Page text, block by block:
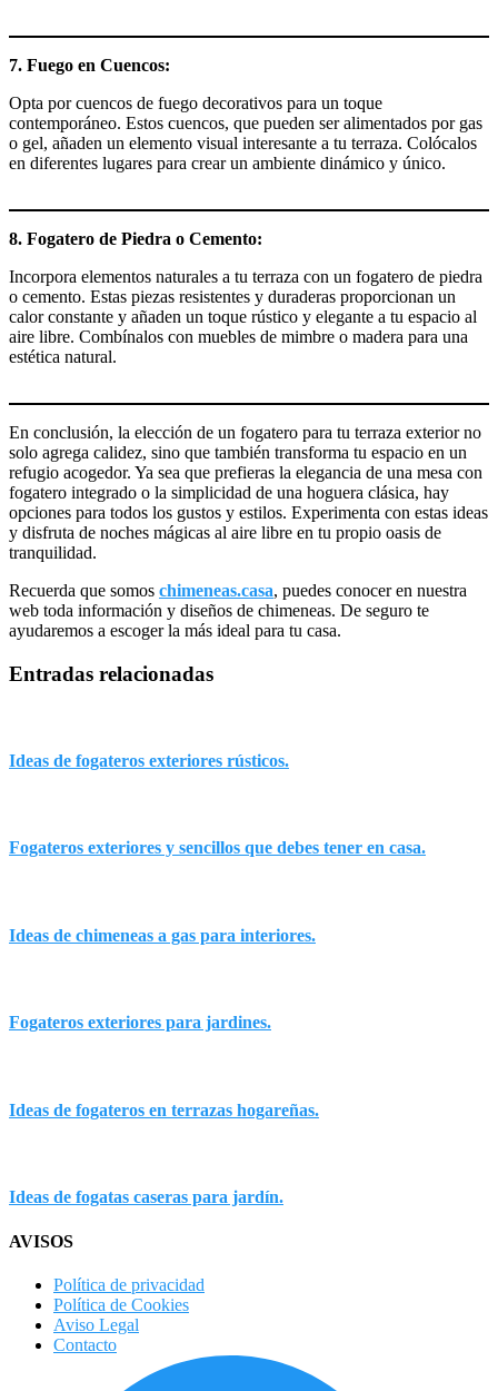
7. Fuego en Cuencos:
Opta por cuencos de fuego decorativos para un toque
contemporáneo. Estos cuencos, que pueden ser alimentados por gas
o gel, añaden un elemento visual interesante a tu terraza. Colócalos
en diferentes lugares para crear un ambiente dinámico y único.
8. Fogatero de Piedra o Cemento:
Incorpora elementos naturales a tu terraza con un fogatero de piedra
o cemento. Estas piezas resistentes y duraderas proporcionan un
calor constante y añaden un toque rústico y elegante a tu espacio al
aire libre. Combínalos con muebles de mimbre o madera para una
estética natural.
En conclusión, la elección de un fogatero para tu terraza exterior no
solo agrega calidez, sino que también transforma tu espacio en un
refugio acogedor. Ya sea que prefieras la elegancia de una mesa con
fogatero integrado o la simplicidad de una hoguera clásica, hay
opciones para todos los gustos y estilos. Experimenta con estas ideas
y disfruta de noches mágicas al aire libre en tu propio oasis de
tranquilidad.
Recuerda que somos chimeneas.casa, puedes conocer en nuestra
web toda información y diseños de chimeneas. De seguro te
ayudaremos a escoger la más ideal para tu casa.
Entradas relacionadas
Ideas de fogateros exteriores rústicos.
Fogateros exteriores y sencillos que debes tener en casa.
Ideas de chimeneas a gas para interiores.
Fogateros exteriores para jardines.
Ideas de fogateros en terrazas hogareñas.
Ideas de fogatas caseras para jardín.
AVISOS
Política de privacidad
Política de Cookies
Aviso Legal
Contacto